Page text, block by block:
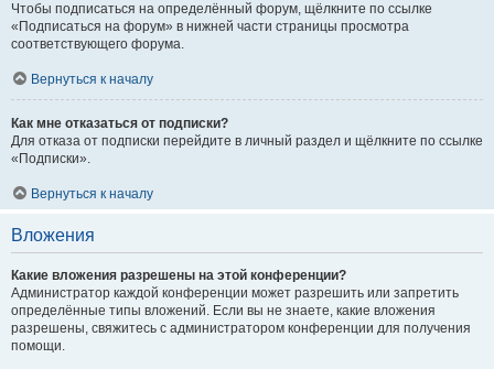
Чтобы подписаться на определённый форум, щёлкните по ссылке
«Подписаться на форум» в нижней части страницы просмотра
соответствующего форума.
Вернуться к началу
Как мне отказаться от подписки?
Для отказа от подписки перейдите в личный раздел и щёлкните по ссылке
«Подписки».
Вернуться к началу
Вложения
Какие вложения разрешены на этой конференции?
Администратор каждой конференции может разрешить или запретить
определённые типы вложений. Если вы не знаете, какие вложения
разрешены, свяжитесь с администратором конференции для получения
помощи.